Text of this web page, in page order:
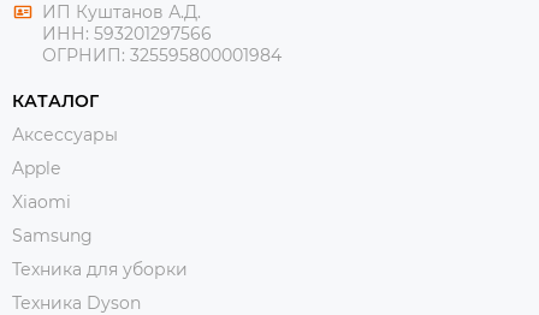
ИП Куштанов А.Д.
ИНН: 593201297566
ОГРНИП: 325595800001984
КАТАЛОГ
Аксессуары
Apple
Xiaomi
Samsung
Техника для уборки
Техника Dyson